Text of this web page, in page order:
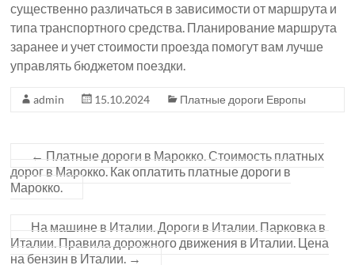
существенно различаться в зависимости от маршрута и
типа транспортного средства. Планирование маршрута
заранее и учет стоимости проезда помогут вам лучше
управлять бюджетом поездки.
admin 15.10.2024 Платные дороги Европы
← Платные дороги в Марокко. Стоимость платных
дорог в Марокко. Как оплатить платные дороги в
Марокко.
На машине в Италии. Дороги в Италии. Парковка в
Италии. Правила дорожного движения в Италии. Цена
на бензин в Италии. →